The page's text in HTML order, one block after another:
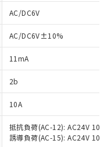
AC/DC6V
AC/DC6V±10%
11mA
2b
10A
抵抗負荷(AC-12): AC24V 10A/
誘導負荷(AC-15): AC24V
、同意のうえ
機器事業取扱
び標準価格
だくもので
商品の中には、
物質）の非含
る予定のある
（10物質）の
応品を出す予
（10物質）の
たは確認中の
無形物で、有
です。
有部品として
が中国RoHSの
ます。
が中国RoHSの